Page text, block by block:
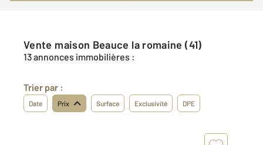
Vente maison Beauce la romaine (41)
13 annonces immobilières :
Trier par :
Date Prix Surface Exclusivité DPE